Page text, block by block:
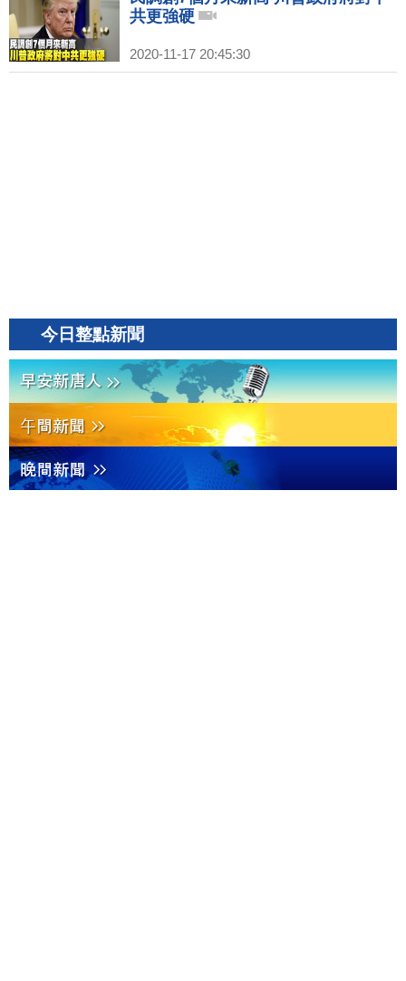
共更強硬
2020-11-17 20:45:30
今日整點新聞